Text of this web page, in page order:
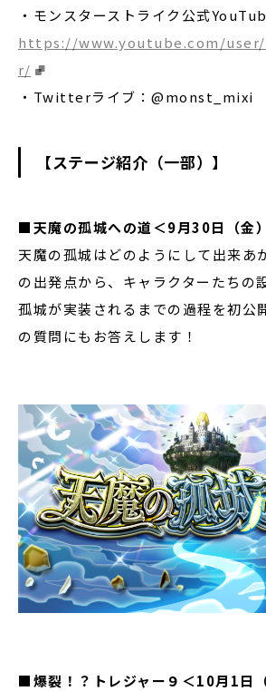
・モンスターストライク公式
https://www.youtube.com/
r/
・Twitterライブ：@monst_mixi
【ステージ紹介（一部）】
■天魔の孤城への道＜9月30日（金
天魔の孤城はどのようにして出来あ
の出発点から、キャラクターたちの
孤城が実装されるまでの過程を初公
の質問にもお答えします！
■爆裂！？トレジャー９＜10月1日